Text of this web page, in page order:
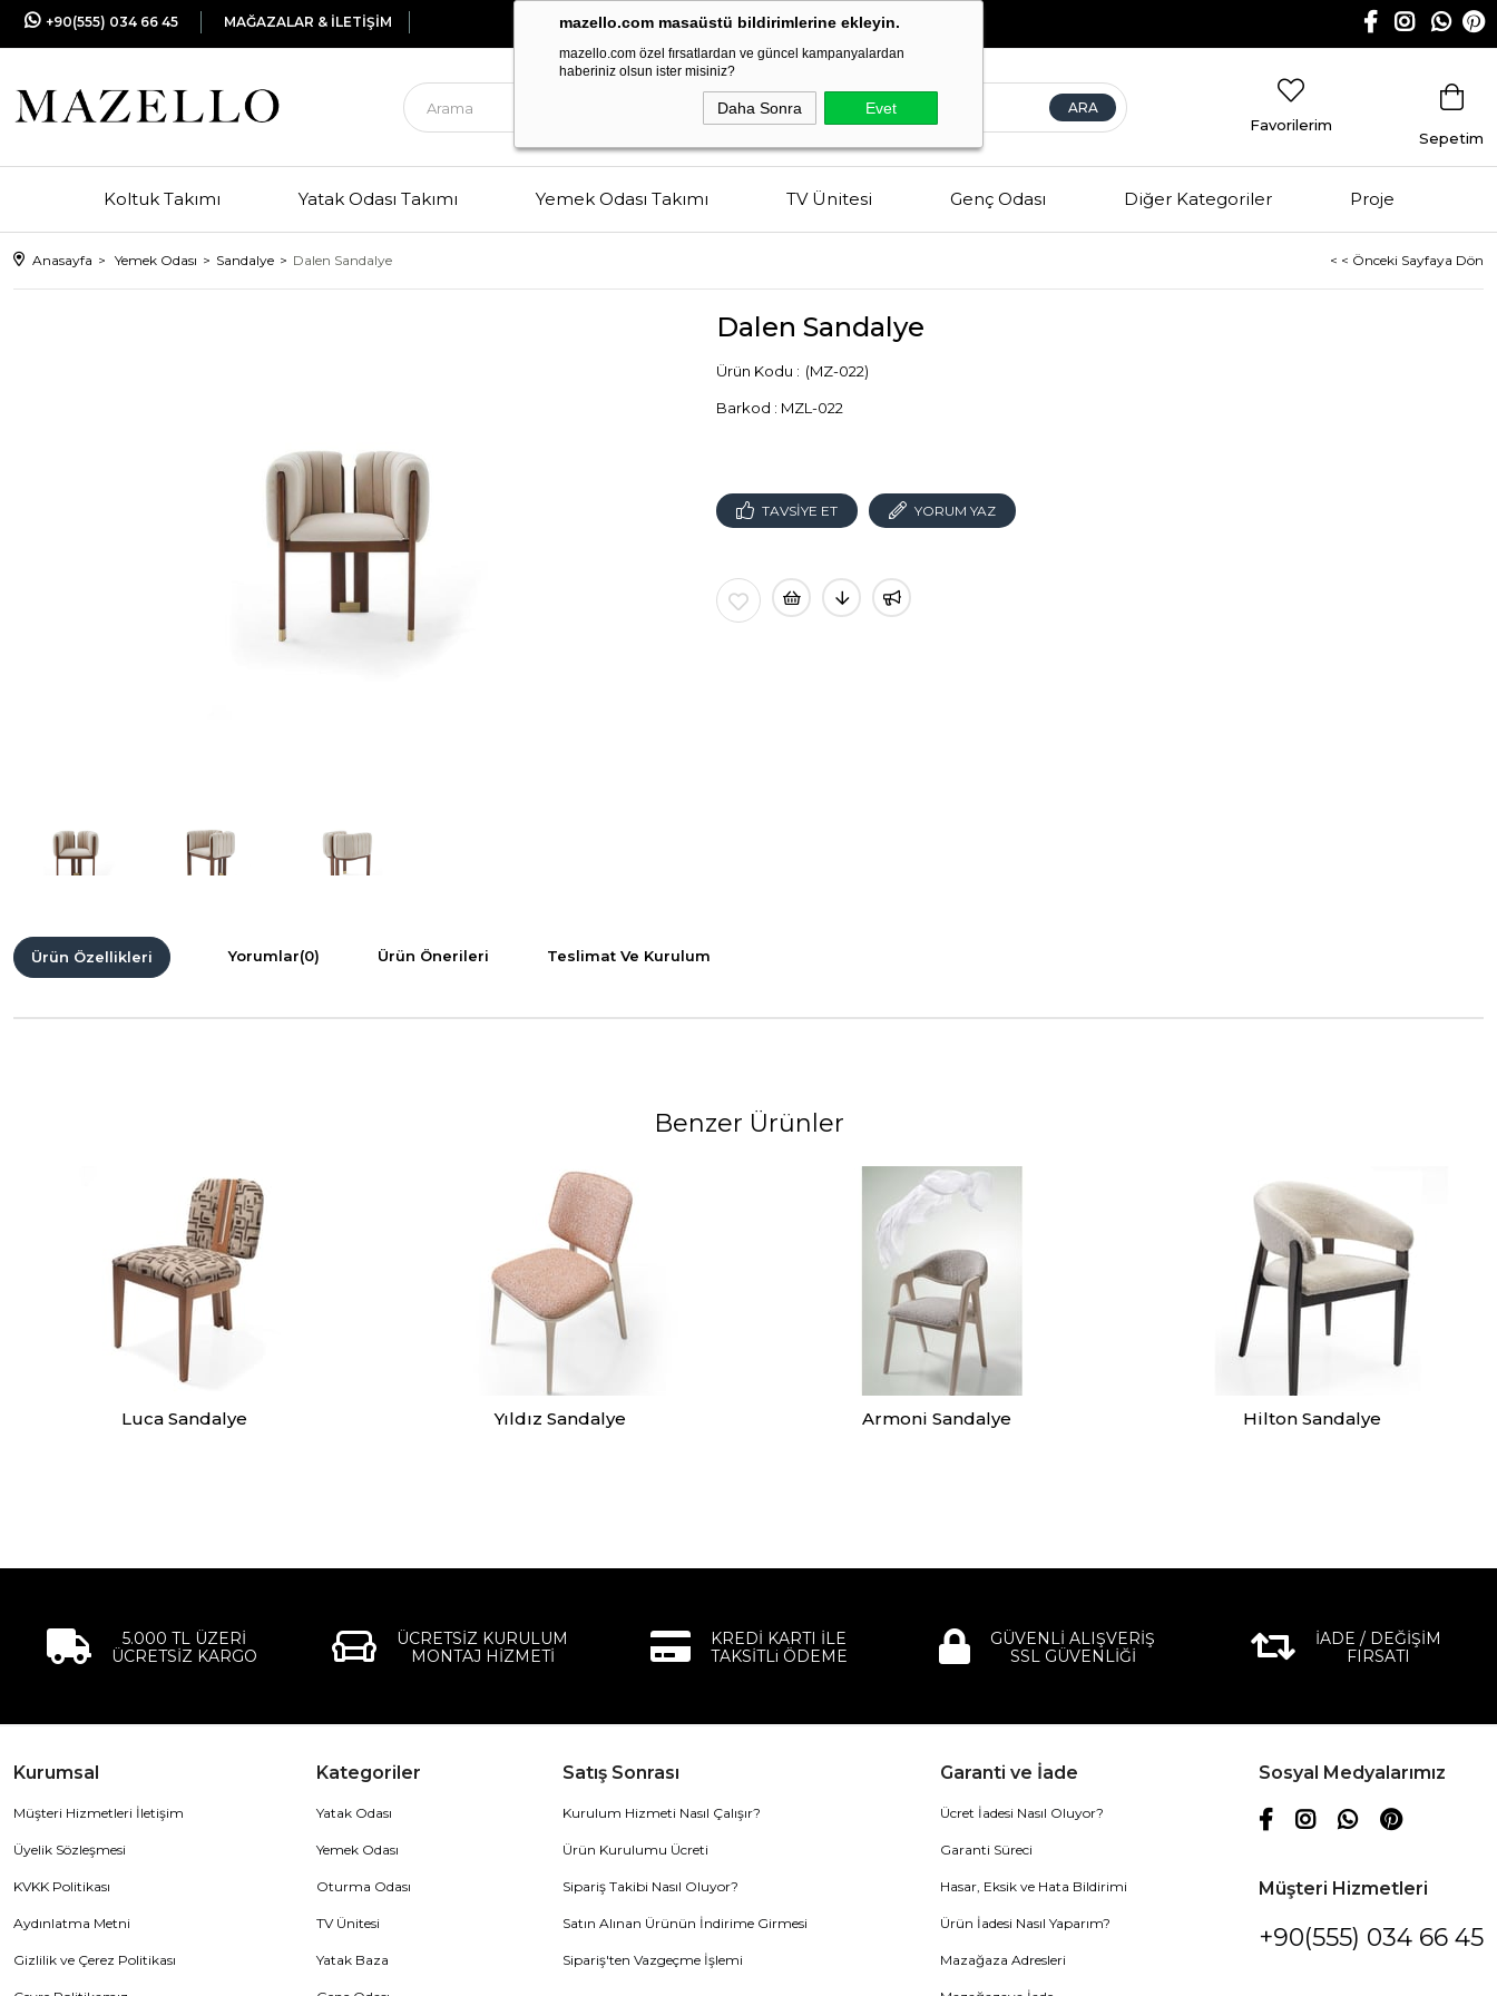
mazello.com masaüstü bildirimlerine ekleyin.
mazello.com özel fırsatlardan ve güncel kampanyalardan
haberiniz olsun ister misiniz?
Daha Sonra Evet
+90(555) 034 66 45 MAĞAZALAR & İLETİŞİM EstetikveKaliteninBuluşma Noktası
Sepetim
Favorilerim
Koltuk Takımı Yatak Odası Takımı Yemek Odası Takımı TV Ünitesi Genç Odası Diğer Kategoriler Proje
Anasayfa Yemek Odası Sandalye Dalen Sandalye < < Önceki Sayfaya Dön
Dalen Sandalye
(MZ-022)
Barkod : MZL-022
TAVSIYE ET YORUM YAZ
Ürün Özellikleri Yorumlar(0) Ürün Önerileri Teslimat Ve Kurulum
Benzer Ürünler
Luca Sandalye Yıldız Sandalye Armoni Sandalye Hilton Sandalye
5.000 TL ÜZERİ
ÜCRETSİZ KARGO
ÜCRETSİZ KURULUM
MONTAJ HİZMETİ
KREDİ KARTI İLE
TAKSİTLi ÖDEME
GÜVENLİ ALIŞVERİŞ
SSL GÜVENLİĞİ
İADE / DEĞİŞİM
FIRSATI
Kurumsal
Müşteri Hizmetleri İletişim
Üyelik Sözleşmesi
KVKK Politikası
Aydınlatma Metni
Gizlilik ve Çerez Politikası
Kategoriler
Yatak Odası
Yemek Odası
Oturma Odası
TV Ünitesi
Yatak Baza
Satış Sonrası
Kurulum Hizmeti Nasıl Çalışır?
Ürün Kurulumu Ücreti
Sipariş Takibi Nasıl Oluyor?
Satın Alınan Ürünün İndirime Girmesi
Sipariş'ten Vazgeçme İşlemi
Garanti ve İade
Ücret İadesi Nasıl Oluyor?
Garanti Süreci
Hasar, Eksik ve Hata Bildirimi
Ürün İadesi Nasıl Yaparım?
Mazağaza Adresleri
Sosyal Medyalarımız
Müşteri Hizmetleri
+90(555) 034 66 45